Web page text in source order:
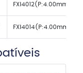
FXI4012(P:4.00mm)
FXI4014(P:4.00mm)